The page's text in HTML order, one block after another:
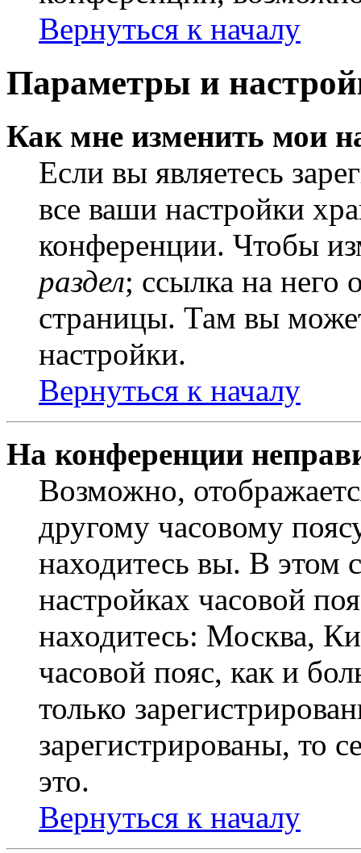
Вернуться к началу
Параметры и
Как мне изменить мои
Если вы являетесь
все ваши настройки
конференции. Чтобы
раздел; ссылка на него
страницы. Там вы
настройки.
Вернуться к началу
На конференции
Возможно,
другому часовому
находитесь вы. В этом
настройках часовой
находитесь: Москва,
часовой пояс, как и
только
зарегистрированы, то
это.
Вернуться к началу